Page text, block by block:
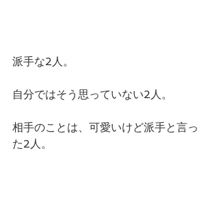
派手な2人。
自分ではそう思っていない2人。
相手のことは、可愛いけど派手と言っ
た2人。